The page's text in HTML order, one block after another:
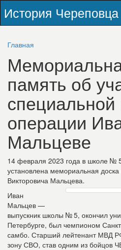
История Череповца
Главная
память об
специальной
операции
Мальцеве
14 февраля 2023 года в школе №
установлена мемориальная
Викторовича Мальцева.
Иван
Мальцев —
выпускник школы № 5, окончил
Петербурге, был чемпионом
самбо. Старший лейтенант МВД
зону СВО, став одним из бойцов